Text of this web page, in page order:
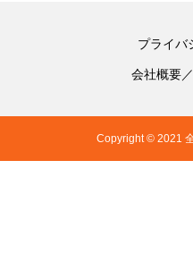
プライバ
会社概要
Copyright © 2021